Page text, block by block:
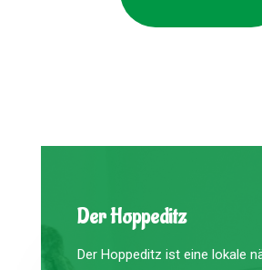
Der Hoppeditz
Der Hoppeditz ist eine lokale